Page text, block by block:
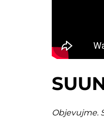
Objevujme.